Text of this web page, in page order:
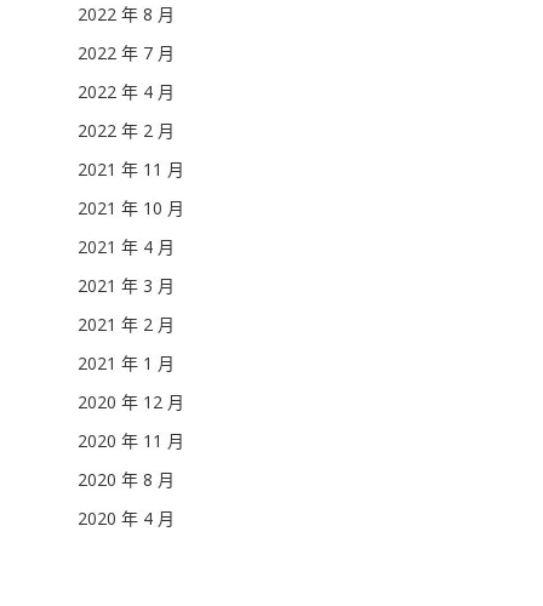
2022 年 8 月
2022 年 7 月
2022 年 4 月
2022 年 2 月
2021 年 11 月
2021 年 10 月
2021 年 4 月
2021 年 3 月
2021 年 2 月
2021 年 1 月
2020 年 12 月
2020 年 11 月
2020 年 8 月
2020 年 4 月